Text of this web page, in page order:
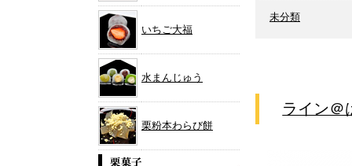
いちご大福
水まんじゅう
栗粉本わらび餅
未分類
ライン＠